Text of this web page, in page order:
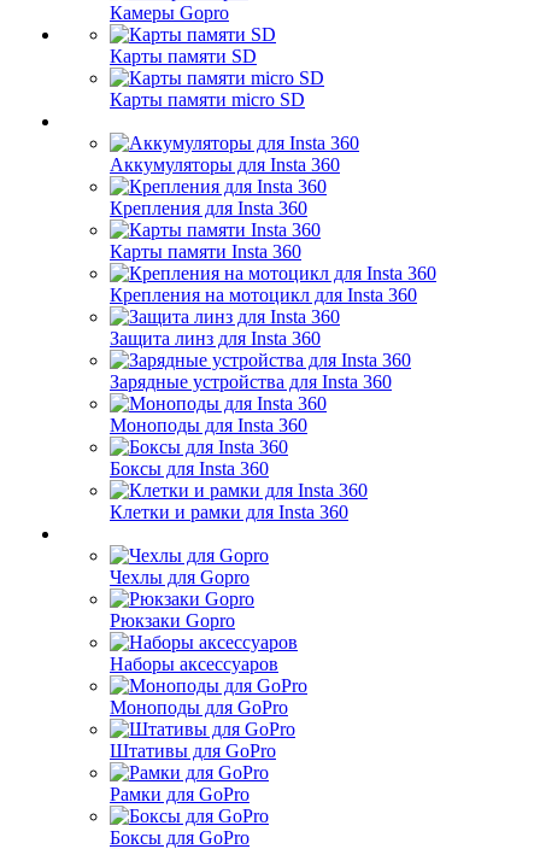
Камеры Gopro
Карты памяти SD
Карты памяти micro SD
Аккумуляторы для Insta 360
Крепления для Insta 360
Карты памяти Insta 360
Крепления на мотоцикл для Insta 360
Защита линз для Insta 360
Зарядные устройства для Insta 360
Моноподы для Insta 360
Боксы для Insta 360
Клетки и рамки для Insta 360
Чехлы для Gopro
Рюкзаки Gopro
Наборы аксессуаров
Моноподы для GoPro
Штативы для GoPro
Рамки для GoPro
Боксы для GoPro